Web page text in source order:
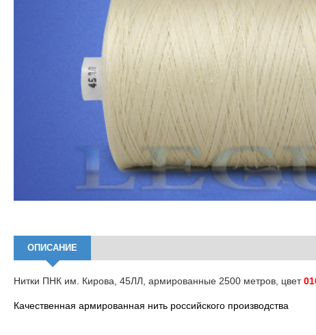
ОПИСАНИЕ
Нитки ПНК им. Кирова, 45ЛЛ, армированные 2500 метров, цвет
Качественная армированная нить российского производства